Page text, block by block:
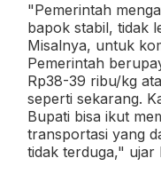
"Pemerintah
bapok stabil, tidak
Misalnya, untuk
Pemerintah
Rp38-39 ribu/kg
seperti sekarang.
Bupati bisa ikut
transportasi yang
tidak terduga," ujar